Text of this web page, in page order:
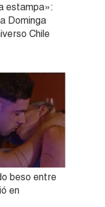
estampa»:
Dominga
Chile
beso entre
en